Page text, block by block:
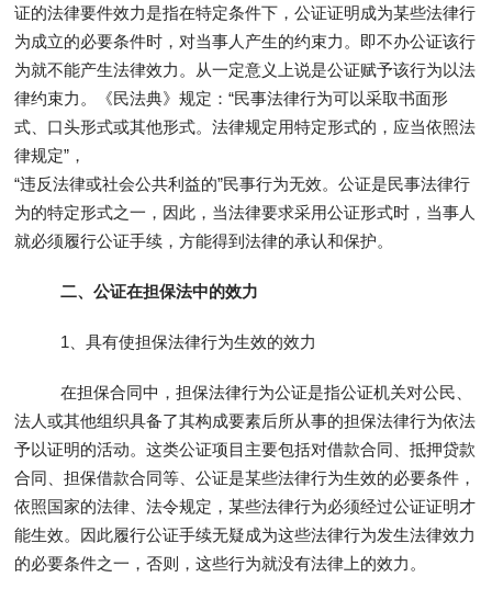
证的法律要件效力是指在特定条件下，公证证明成为某些法律行
为成立的必要条件时，对当事人产生的约束力。即不办公证该行
为就不能产生法律效力。从一定意义上说是公证赋予该行为以法
律约束力。《民法典》规定：“民事法律行为可以采取书面形
式、口头形式或其他形式。法律规定用特定形式的，应当依照法
律规定”，
“违反法律或社会公共利益的”民事行为无效。公证是民事法律行
为的特定形式之一，因此，当法律要求采用公证形式时，当事人
就必须履行公证手续，方能得到法律的承认和保护。
二、公证在担保法中的效力
1、具有使担保法律行为生效的效力
在担保合同中，担保法律行为公证是指公证机关对公民、
法人或其他组织具备了其构成要素后所从事的担保法律行为依法
予以证明的活动。这类公证项目主要包括对借款合同、抵押贷款
合同、担保借款合同等、公证是某些法律行为生效的必要条件，
依照国家的法律、法令规定，某些法律行为必须经过公证证明才
能生效。因此履行公证手续无疑成为这些法律行为发生法律效力
的必要条件之一，否则，这些行为就没有法律上的效力。